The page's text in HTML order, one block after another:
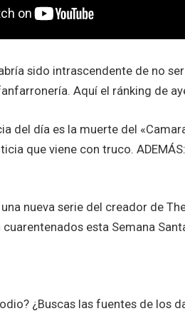
sido intrascendente de no
Aquí el ránking de
del día es la muerte del
que viene con truco.
nueva serie del creador de
cuarentenados esta Semana
¿Buscas las fuentes de los